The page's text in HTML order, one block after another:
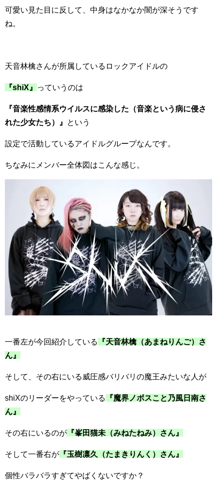
可愛い見た目に反して、中身はなかなか闇が深そうです
ね。
天音林檎さんが所属しているロックアイドルの
『shiX』 っていうのは
『音楽性感情系ウイルスに感染した（音楽という病に侵さ
れた少女たち）』
という
設定で活動しているアイドルグループなんです。
ちなみにメンバー全体図はこんな感じ。
一番左が今回紹介している
『天音林檎（あまねりんご）さ
ん』
そして、その右にいる威圧感バリバリの魔王みたいな人が
shiXのリーダーをやっている
『魔界ノボスこと乃風日南さ
ん』
その右にいるのが 『峯田猫未（みねたねみ）さん』
そして一番右が 『玉樹凛久（たまきりんく）さん』
個性バラバラすぎてやばくないですか？